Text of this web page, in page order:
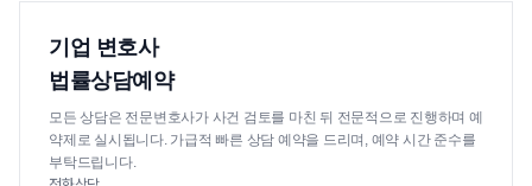
기업 변호사
법률상담예약
모든 상담은 전문변호사가 사건 검토를 마친 뒤 전문적으로 진행하며 예
약제로 실시됩니다. 가급적 빠른 상담 예약을 드리며, 예약 시간 준수를
부탁드립니다.